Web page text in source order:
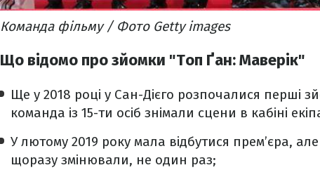
Команда фільму / Фото Getty images
Що відомо про зйомки "Топ Ґан: Маверік"
Ще у 2018 році у Сан-Дієго розпочалися перші
команда із 15-ти осіб знімали сцени в кабіні
У лютому 2019 року мала відбутися прем’єра,
щоразу змінювали, не один раз;